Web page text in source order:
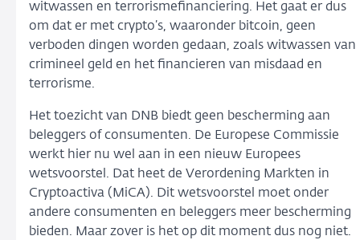
witwassen en terrorismefinanciering. Het gaat er dus
om dat er met crypto’s, waaronder bitcoin, geen
verboden dingen worden gedaan, zoals witwassen van
crimineel geld en het financieren van misdaad en
terrorisme.
Het toezicht van DNB biedt geen bescherming aan
beleggers of consumenten. De Europese Commissie
werkt hier nu wel aan in een nieuw Europees
wetsvoorstel. Dat heet de Verordening Markten in
Cryptoactiva (MiCA). Dit wetsvoorstel moet onder
andere consumenten en beleggers meer bescherming
bieden. Maar zover is het op dit moment dus nog niet.